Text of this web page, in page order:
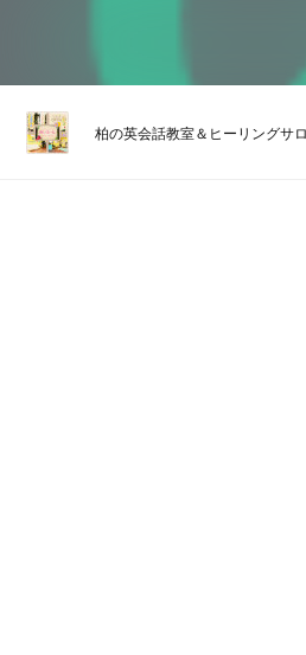
柏の英会話教室＆ヒーリングサ